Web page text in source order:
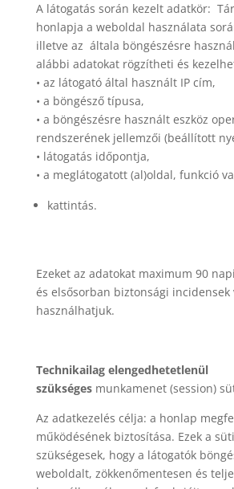
A látogatás során kezelt adatkör:
honlapja a weboldal használata
illetve az általa böngészésre
alábbi adatokat rögzítheti és
• az látogató által használt IP cím,
• a böngésző típusa,
• a böngészésre használt eszköz
rendszerének jellemzői (beállított
• látogatás időpontja,
• a meglátogatott (al)oldal, funkció
kattintás.
Ezeket az adatokat maximum 90
és elsősorban biztonsági incidensek
használhatjuk.
Technikailag elengedhetetlenül
szükséges munkamenet (session)
Az adatkezelés célja: a honlap
működésének biztosítása. Ezek a
szükségesek, hogy a látogatók
weboldalt, zökkenőmentesen és